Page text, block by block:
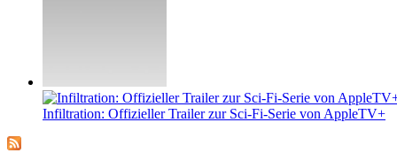
Infiltration: Offizieller Trailer zur Sci-Fi-Serie von AppleTV+